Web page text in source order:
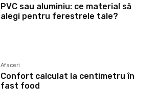
PVC sau aluminiu: ce material să
alegi pentru ferestrele tale?
Afaceri
Confort calculat la centimetru în
fast food